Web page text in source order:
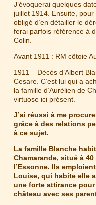
J’évoquerai quelques
juillet 1914. Ensuite,
obligé d’en détailler le
ferai parfois référence à
Colin.
Avant 1911 : RM côtoie
1911 – Décès d’Albert
Cesare. C’est lui qui a
la famille d’Aurélien de
virtuose ici présent.
J’ai réussi à me
grâce à des relations
à ce sujet.
La famille Blanche
Chamarande, situé à
l’Essonne. Ils
Louise, qui habite elle
une forte attirance
château avec ses